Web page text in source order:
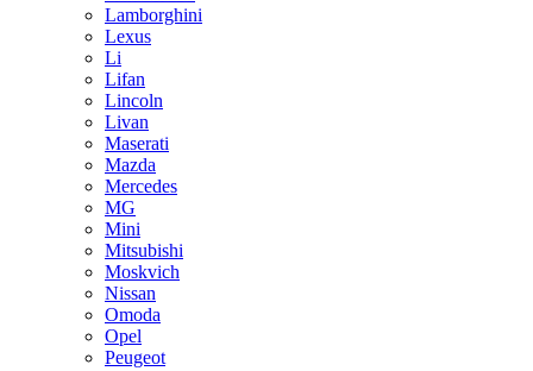
Lamborghini
Lexus
Li
Lifan
Lincoln
Livan
Maserati
Mazda
Mercedes
MG
Mini
Mitsubishi
Moskvich
Nissan
Omoda
Opel
Peugeot